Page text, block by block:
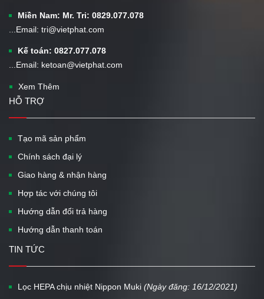
Miền Nam: Mr. Tri: 0829.077.078
...Email: tri@vietphat.com
Kế toán: 0827.077.078
...Email: ketoan@vietphat.com
Xem Thêm
HỖ TRỢ
Tạo mã sản phẩm
Chính sách đại lý
Giao hàng & nhận hàng
Hợp tác với chúng tôi
Hướng dẫn đổi trả hàng
Hướng dẫn thanh toán
TIN TỨC
Lọc HEPA chịu nhiệt Nippon Muki (Ngày đăng: 16/12/2021)